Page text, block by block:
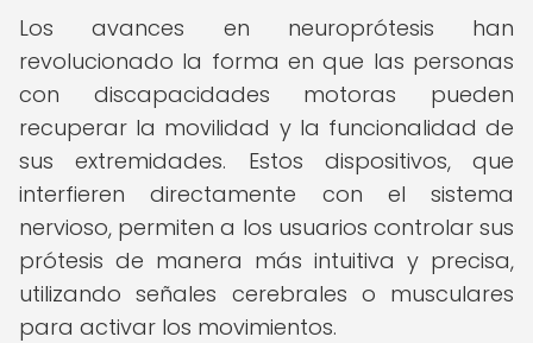
Los avances en neuroprótesis han
revolucionado la forma en que las personas
con discapacidades motoras pueden
recuperar la movilidad y la funcionalidad de
sus extremidades. Estos dispositivos, que
interfieren directamente con el sistema
nervioso, permiten a los usuarios controlar sus
prótesis de manera más intuitiva y precisa,
utilizando señales cerebrales o musculares
para activar los movimientos.